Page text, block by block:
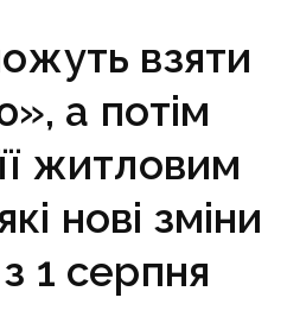
взяти
а потім
житловим
нові зміни
1 серпня